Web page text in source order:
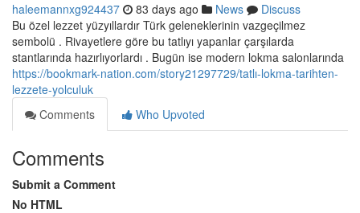
haleemannxg924437 83 days ago News
Discuss
Bu özel lezzet yüzyıllardır Türk geleneklerinin vazgeçilmez
sembolü . Rivayetlere göre bu tatlıyı yapanlar çarşılarda
stantlarında hazırlıyorlardı . Bugün ise modern lokma salonlarında
https://bookmark-nation.com/story21297729/tatlı-lokma-tarihten-
lezzete-yolculuk
Comments
Who Upvoted
Comments
Submit a Comment
No HTML